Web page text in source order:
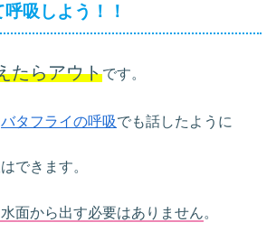
吸しよう！！
たらアウトです。
バタフライの呼吸でも話したように
できます。
面から出す必要はありません。